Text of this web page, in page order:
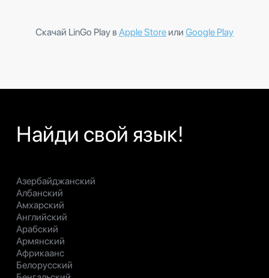
Скачай LinGo Play в Apple Store или Google Play
Найди свой язык!
Азербайджанский
Албанский
Амхарский
Английский
Арабский
Армянский
Африкаанс
Белорусский